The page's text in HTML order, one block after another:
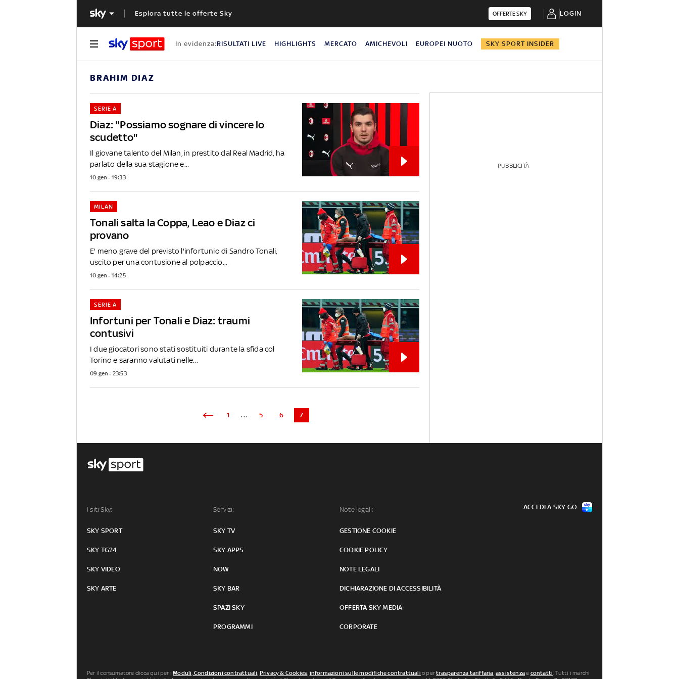
Esplora tutte le offerte Sky OFFERTE SKY LOGIN
In evidenza:RISULTATI LIVE HIGHLIGHTS MERCATO AMICHEVOLI EUROPEI NUOTO SKY SPORT INSIDER
BRAHIM DIAZ
Diaz: "Possiamo sognare di vincere lo
scudetto"
SERIE A
Il giovane talento del Milan, in prestito dal Real Madrid, ha
parlato della sua stagione e...
10 gen - 19:33
Tonali salta la Coppa, Leao e Diaz ci
provano
MILAN
E' meno grave del previsto l'infortunio di Sandro Tonali,
uscito per una contusione al polpaccio...
10 gen - 14:25
Infortuni per Tonali e Diaz: traumi
contusivi
SERIE A
I due giocatori sono stati sostituiti durante la sfida col
Torino e saranno valutati nelle...
09 gen - 23:53
1 ... 5 6 7
PUBBLICITÀ
I siti Sky:
SKY SPORT
SKY TG24
SKY VIDEO
SKY ARTE
Servizi:
SKY TV
SKY APPS
NOW
SKY BAR
SPAZI SKY
PROGRAMMI
Note legali:
GESTIONE COOKIE
COOKIE POLICY
NOTE LEGALI
DICHIARAZIONE DI ACCESSIBILITÀ
OFFERTA SKY MEDIA
CORPORATE
ACCEDI A SKY GO
Per il consumatore clicca qui per iModuli, Condizioni contrattuali, Privacy & Cookies, informazioni sulle modifiche contrattuali o pertrasparenza tariffaria,assistenzae contatti. Tutti i marchi